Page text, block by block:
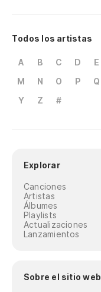
Todos los artistas
A B C D E
M
N O P Q
Y
Z #
Explorar
Canciones
Artistas
Álbumes
Playlists
Actualizaciones
Lanzamientos
Sobre el sitio web